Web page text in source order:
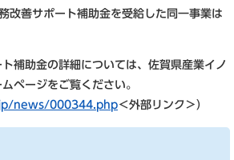
改善サポート補助金を受給した同一事業は
補助金の詳細については、佐賀県産業イノ
ページをご覧ください。
news/000344.php＜外部リンク＞ ）